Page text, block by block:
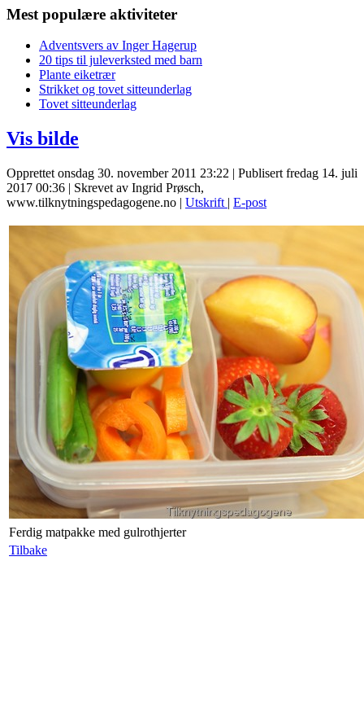
Mest populære aktiviteter
Adventsvers av Inger Hagerup
20 tips til juleverksted med barn
Plante eiketrær
Strikket og tovet sitteunderlag
Tovet sitteunderlag
Vis bilde
Opprettet onsdag 30. november 2011 23:22 | Publisert fredag 14. juli
2017 00:36 | Skrevet av Ingrid Prøsch,
www.tilknytningspedagogene.no | Utskrift | E-post
Ferdig matpakke med gulrothjerter
Tilbake